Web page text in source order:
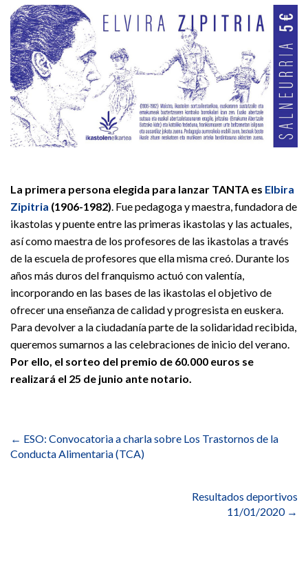
La primera persona elegida para lanzar TANTA es Elbira
Zipitria (1906-1982). Fue pedagoga y maestra, fundadora de
ikastolas y puente entre las primeras ikastolas y las actuales,
así como maestra de los profesores de las ikastolas a través
de la escuela de profesores que ella misma creó. Durante los
años más duros del franquismo actuó con valentía,
incorporando en las bases de las ikastolas el objetivo de
ofrecer una enseñanza de calidad y progresista en euskera.
Para devolver a la ciudadanía parte de la solidaridad recibida,
queremos sumarnos a las celebraciones de inicio del verano.
Por ello, el sorteo del premio de 60.000 euros se
realizará el 25 de junio ante notario.
de
entradas
← ESO: Convocatoria a charla sobre Los Trastornos de la
Conducta Alimentaria (TCA)
Resultados deportivos
11/01/2020 →